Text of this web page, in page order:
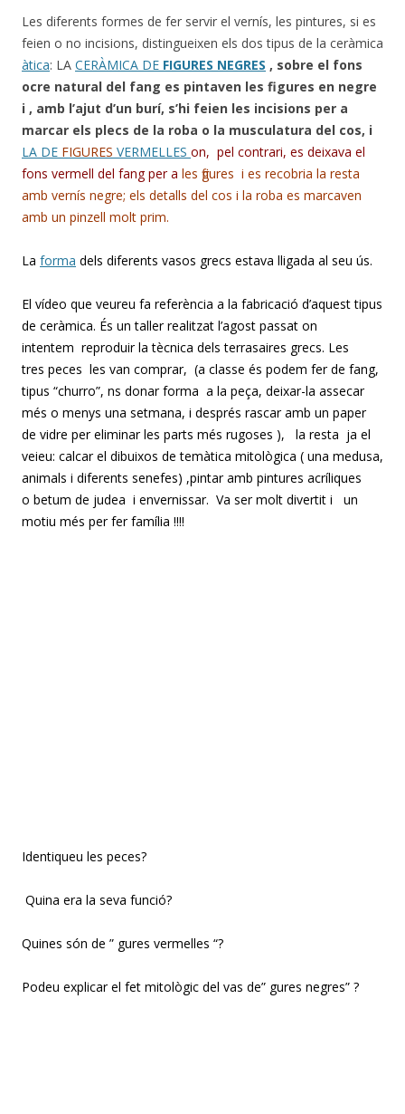
Les diferents formes de fer servir el vernís, les pintures, si es
feien o no incisions, distingueixen els dos tipus de la ceràmica
àtica: LA CERÀMICA DE FIGURES NEGRES , sobre el fons
ocre natural del fang es pintaven les figures en negre
i , amb l’ajut d’un burí, s’hi feien les incisions per a
marcar els plecs de la roba o la musculatura del cos, i
LA DE FIGURES VERMELLES on, pel contrari, es deixava el
fons vermell del fang per a les figures i es recobria la resta
amb vernís negre; els detalls del cos i la roba es marcaven
amb un pinzell molt prim.
La forma dels diferents vasos grecs estava lligada al seu ús.
El vídeo que veureu fa referència a la fabricació d’aquest tipus
de ceràmica. És un taller realitzat l’agost passat on
intentem reproduir la tècnica dels terrasaires grecs. Les
tres peces les van comprar, (a classe és podem fer de fang,
tipus “churro”, fins donar forma a la peça, deixar-la assecar
més o menys una setmana, i després rascar amb un paper
de vidre per eliminar les parts més rugoses ), la resta ja el
veieu: calcar el dibuixos de temàtica mitològica ( una medusa,
animals i diferents senefes) ,pintar amb pintures acríliques
o betum de judea i envernissar. Va ser molt divertit i un
motiu més per fer família !!!!
Identifiqueu les peces?
Quina era la seva funció?
Quines són de ” figures vermelles “?
Podeu explicar el fet mitològic del vas de” figures negres” ?